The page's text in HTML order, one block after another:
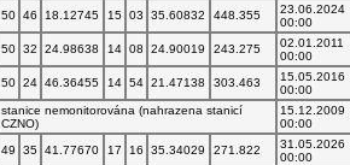
50 46 18.12745 15 03 35.60832 448.355
23.06.2024
00:00
50 32 24.98638 14 08 24.90019 243.275
02.01.2011
00:00
50 24 46.36455 14 54 21.47138 303.463
15.05.2016
00:00
stanice nemonitorována (nahrazena stanicí
CZNO)
15.12.2009
00:00
49 35 41.77670 17 16 35.34029 271.822
31.05.2026
00:00